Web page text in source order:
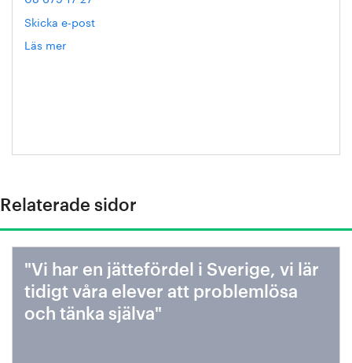
Skicka e-post
Läs mer
Relaterade sidor
"Vi har en jättefördel i Sverige, vi lär
tidigt våra elever att problemlösa
och tänka själva"